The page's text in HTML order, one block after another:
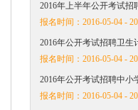
2016年上半年公开考试
报名时间： 2016-05-04 -
2016年公开考试招聘卫
报名时间： 2016-05-04 -
2016年公开考试招聘中小
报名时间： 2016-05-04 -